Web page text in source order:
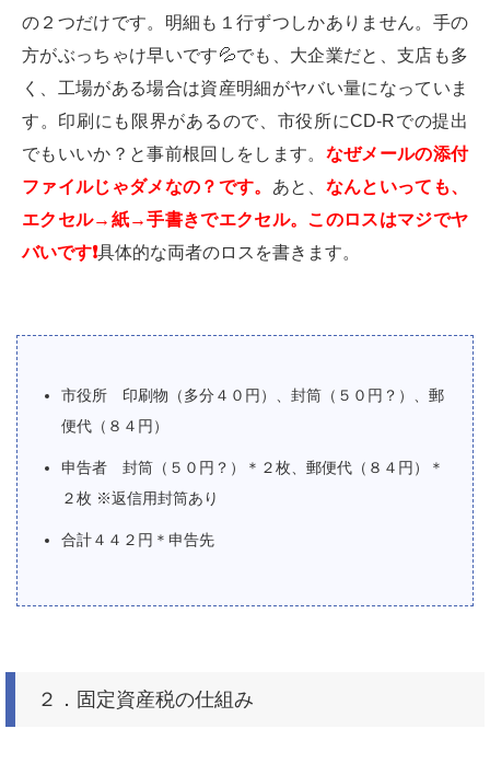
の２つだけです。明細も１行ずつしかありません。手の
方がぶっちゃけ早いです💦でも、大企業だと、支店も多
く、工場がある場合は資産明細がヤバい量になっていま
す。印刷にも限界があるので、市役所にCD-Rでの提出
でもいいか？と事前根回しをします。 なぜメールの添付
ファイルじゃダメなの？です。 あと、 なんといっても、
エクセル→紙→手書きでエクセル。このロスはマジでヤ
バいです❗️具体的な両者のロスを書きます。
市役所 印刷物（多分４０円）、封筒（５０円？）、郵
便代（８４円）
申告者 封筒（５０円？）＊２枚、郵便代（８４円）＊
２枚 ※返信用封筒あり
合計４４２円＊申告先
２．固定資産税の仕組み